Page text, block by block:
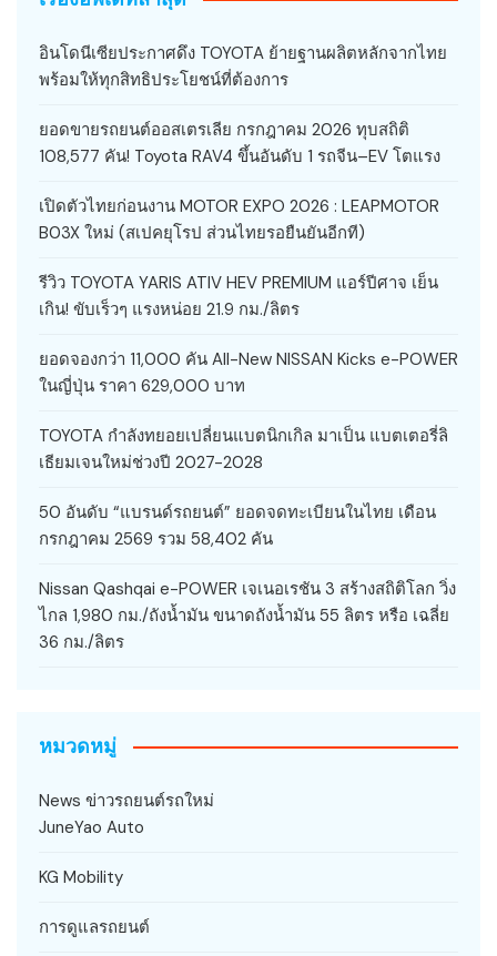
อินโดนีเซียประกาศดึง TOYOTA ย้ายฐานผลิตหลักจากไทย
พร้อมให้ทุกสิทธิประโยชน์ที่ต้องการ
ยอดขายรถยนต์ออสเตรเลีย กรกฎาคม 2026 ทุบสถิติ
108,577 คัน! Toyota RAV4 ขึ้นอันดับ 1 รถจีน–EV โตแรง
เปิดตัวไทยก่อนงาน MOTOR EXPO 2026 : LEAPMOTOR
B03X ใหม่ (สเปคยุโรป ส่วนไทยรอยืนยันอีกที)
รีวิว TOYOTA YARIS ATIV HEV PREMIUM แอร์ปีศาจ เย็น
เกิน! ขับเร็วๆ แรงหน่อย 21.9 กม./ลิตร
ยอดจองกว่า 11,000 คัน All-New NISSAN Kicks e-POWER
ในญี่ปุ่น ราคา 629,000 บาท
TOYOTA กำลังทยอยเปลี่ยนแบตนิกเกิล มาเป็น แบตเตอรี่ลิ
เธียมเจนใหม่ช่วงปี 2027-2028
50 อันดับ “แบรนด์รถยนต์” ยอดจดทะเบียนในไทย เดือน
กรกฎาคม 2569 รวม 58,402 คัน
Nissan Qashqai e-POWER เจเนอเรชัน 3 สร้างสถิติโลก วิ่ง
ไกล 1,980 กม./ถังน้ำมัน ขนาดถังน้ำมัน 55 ลิตร หรือ เฉลี่ย
36 กม./ลิตร
หมวดหมู่
News ข่าวรถยนต์รถใหม่
JuneYao Auto
KG Mobility
การดูแลรถยนต์